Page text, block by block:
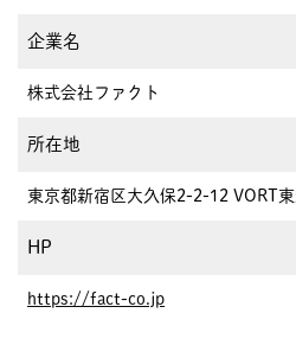
企業名
株式会社ファクト
所在地
東京都新宿区大久保2-2-12 VORT
HP
https://fact-co.jp